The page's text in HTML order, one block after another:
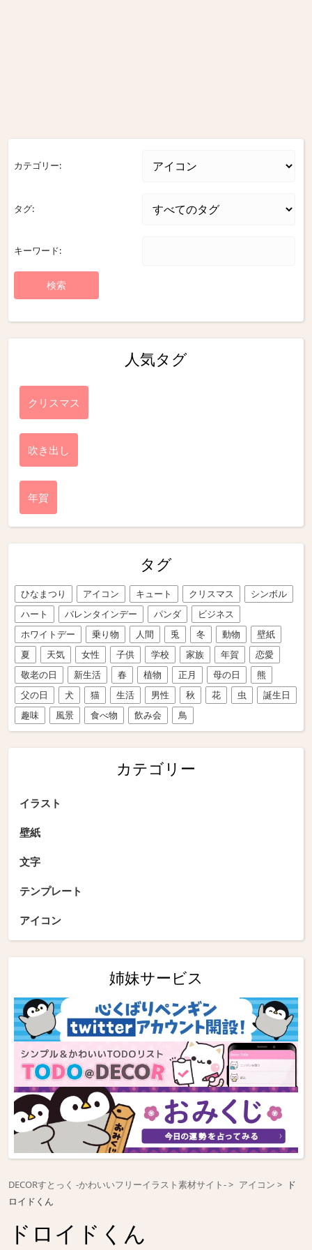
カテゴリー:
タグ:
キーワード:
人気タグ
クリスマス
吹き出し
年賀
タグ
ひなまつり アイコン キュート クリスマス
シンボル
ハート
バレンタインデー パンダ
ビジネス
ホワイトデー
乗り物 人間 兎 冬 動物
壁紙
夏
天気 女性 子供 学校 家族 年賀
恋愛
敬老の日
新生活 春 植物 正月 母の日
熊
父の日
犬 猫 生活 男性 秋 花 虫
誕生日
趣味
風景 食べ物 飲み会 鳥
カテゴリー
イラスト
壁紙
文字
テンプレート
アイコン
姉妹サービス
DECORすとっく -かわいいフリーイラスト素材サイト- アイコン
ド
ロイドくん
ドロイドくん